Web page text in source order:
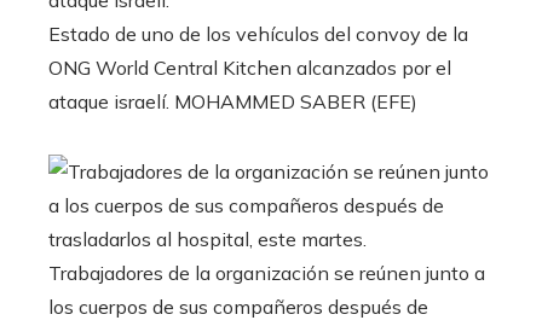
Estado de uno de los vehículos del convoy de la
ONG World Central Kitchen alcanzados por el
ataque israelí. MOHAMMED SABER (EFE)
Trabajadores de la organización se reúnen junto a
los cuerpos de sus compañeros después de